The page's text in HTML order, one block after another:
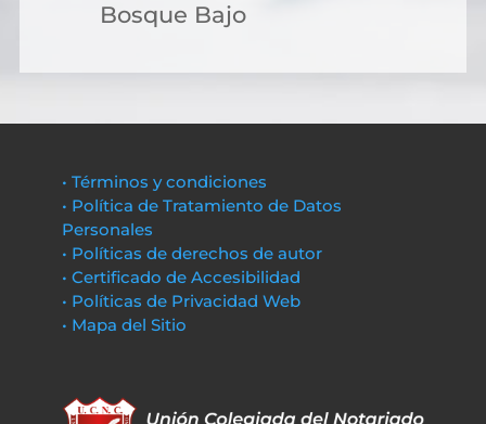
Bosque Bajo
• Términos y condiciones
• Política de Tratamiento de Datos
Personales
• Políticas de derechos de autor
• Certificado de Accesibilidad
• Políticas de Privacidad Web
• Mapa del Sitio